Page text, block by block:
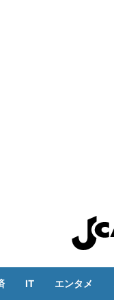
IT エンタメ